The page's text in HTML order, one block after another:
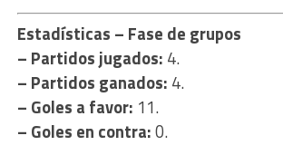
Estadísticas – Fase de grupos
– Partidos jugados: 4.
– Partidos ganados: 4.
– Goles a favor: 11.
– Goles en contra:0.